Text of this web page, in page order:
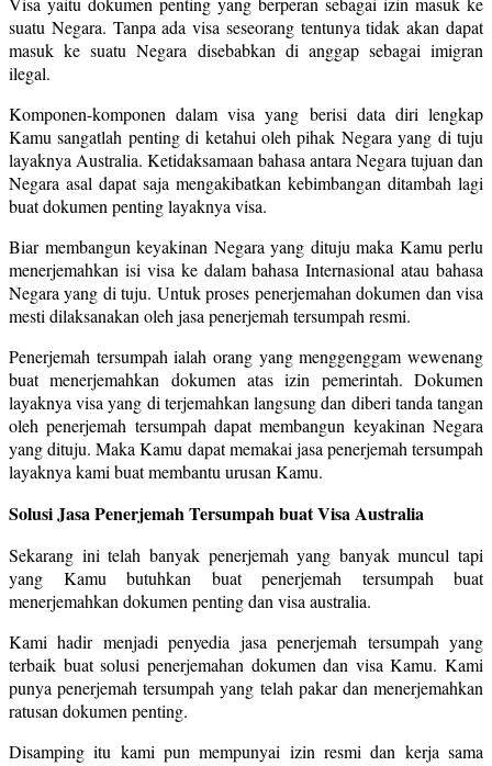
suatu Negara. Tanpa ada visa seseorang tentunya tidak akan dapat
masuk ke suatu Negara disebabkan di anggap sebagai imigran
ilegal.
Komponen-komponen dalam visa yang berisi data diri lengkap
Kamu sangatlah penting di ketahui oleh pihak Negara yang di tuju
layaknya Australia. Ketidaksamaan bahasa antara Negara tujuan dan
Negara asal dapat saja mengakibatkan kebimbangan ditambah lagi
buat dokumen penting layaknya visa.
Biar membangun keyakinan Negara yang dituju maka Kamu perlu
menerjemahkan isi visa ke dalam bahasa Internasional atau bahasa
Negara yang di tuju. Untuk proses penerjemahan dokumen dan visa
mesti dilaksanakan oleh jasa penerjemah tersumpah resmi.
Penerjemah tersumpah ialah orang yang menggenggam wewenang
buat menerjemahkan dokumen atas izin pemerintah. Dokumen
layaknya visa yang di terjemahkan langsung dan diberi tanda tangan
oleh penerjemah tersumpah dapat membangun keyakinan Negara
yang dituju. Maka Kamu dapat memakai jasa penerjemah tersumpah
layaknya kami buat membantu urusan Kamu.
Solusi Jasa Penerjemah Tersumpah buat Visa Australia
Sekarang ini telah banyak penerjemah yang banyak muncul tapi
yang Kamu butuhkan buat penerjemah tersumpah buat
menerjemahkan dokumen penting dan visa australia.
Kami hadir menjadi penyedia jasa penerjemah tersumpah yang
terbaik buat solusi penerjemahan dokumen dan visa Kamu. Kami
punya penerjemah tersumpah yang telah pakar dan menerjemahkan
ratusan dokumen penting.
Disamping itu kami pun mempunyai izin resmi dan kerja sama